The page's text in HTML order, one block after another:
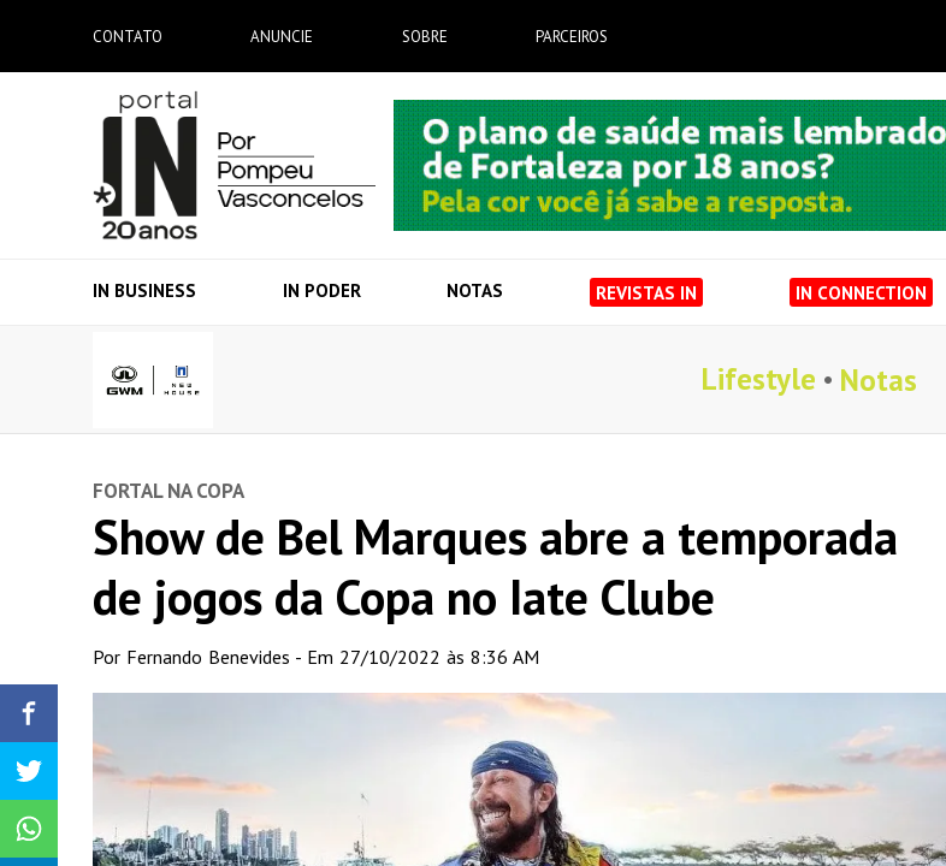
CONTATO ANUNCIE SOBRE PARCEIROS
IN BUSINESS IN PODER NOTAS REVISTAS IN IN CONNECTION
Lifestyle Notas
FORTAL NA COPA
Show de Bel Marques abre a temporada
de jogos da Copa no Iate Clube
Por Fernando Benevides - Em 27/10/2022 às 8:36 AM